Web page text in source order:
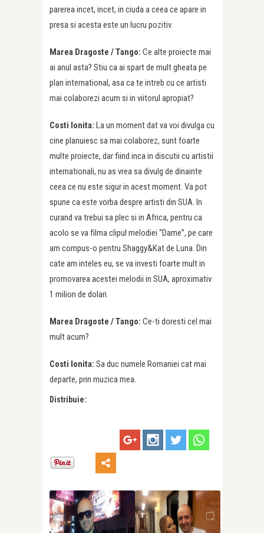
parerea incet, incet, in ciuda a ceea ce apare in
presa si acesta este un lucru pozitiv.
Marea Dragoste / Tango: Ce alte proiecte mai
ai anul asta? Stiu ca ai spart de mult gheata pe
plan international, asa ca te intreb cu ce artisti
mai colaborezi acum si in viitorul apropiat?
Costi Ionita: La un moment dat va voi divulga cu
cine planuiesc sa mai colaborez, sunt foarte
multe proiecte, dar fiind inca in discutii cu artistii
internationali, nu as vrea sa divulg de dinainte
ceea ce nu este sigur in acest moment. Va pot
spune ca este vorba despre artisti din SUA. In
curand va trebui sa plec si in Africa, pentru ca
acolo se va filma clipul melodiei “Dame”, pe care
am compus-o pentru Shaggy&Kat de Luna. Din
cate am inteles eu, se va investi foarte mult in
promovarea acestei melodii in SUA, aproximativ
1 milion de dolari.
Marea Dragoste / Tango: Ce-ti doresti cel mai
mult acum?
Costi Ionita: Sa duc numele Romaniei cat mai
departe, prin muzica mea.
Distribuie: